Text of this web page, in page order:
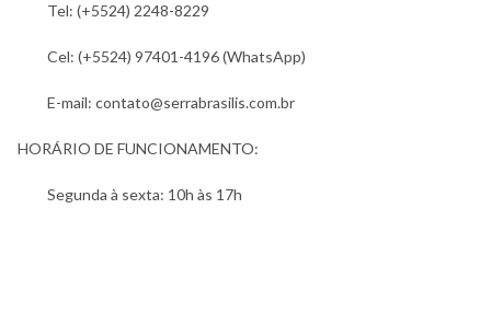
Tel: (+5524) 2248-8229
Cel: (+5524) 97401-4196 (WhatsApp)
E-mail: contato@serrabrasilis.com.br
HORÁRIO DE FUNCIONAMENTO:
Segunda à sexta: 10h às 17h